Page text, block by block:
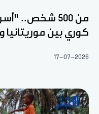
من 500 شخص..
كوري بين موريتانيا
17-07-2026